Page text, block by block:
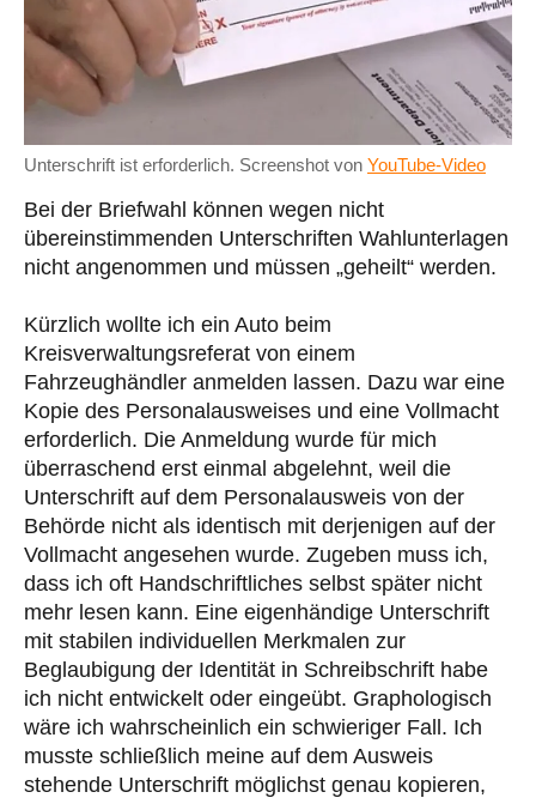
Unterschrift ist erforderlich. Screenshot von YouTube-Video
Bei der Briefwahl können wegen nicht
übereinstimmenden Unterschriften Wahlunterlagen
nicht angenommen und müssen „geheilt“ werden.
Kürzlich wollte ich ein Auto beim
Kreisverwaltungsreferat von einem
Fahrzeughändler anmelden lassen. Dazu war eine
Kopie des Personalausweises und eine Vollmacht
erforderlich. Die Anmeldung wurde für mich
überraschend erst einmal abgelehnt, weil die
Unterschrift auf dem Personalausweis von der
Behörde nicht als identisch mit derjenigen auf der
Vollmacht angesehen wurde. Zugeben muss ich,
dass ich oft Handschriftliches selbst später nicht
mehr lesen kann. Eine eigenhändige Unterschrift
mit stabilen individuellen Merkmalen zur
Beglaubigung der Identität in Schreibschrift habe
ich nicht entwickelt oder eingeübt. Graphologisch
wäre ich wahrscheinlich ein schwieriger Fall. Ich
musste schließlich meine auf dem Ausweis
stehende Unterschrift möglichst genau kopieren,